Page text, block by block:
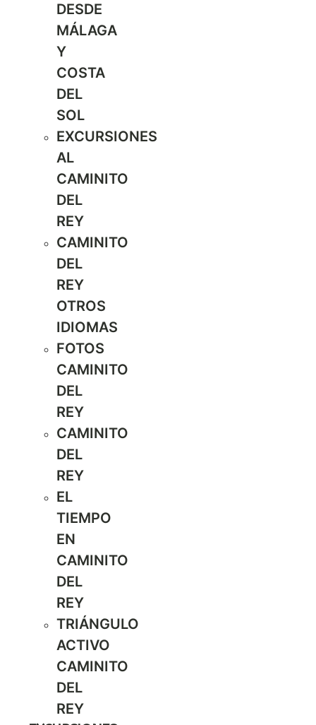
DESDE
MÁLAGA
Y
COSTA
DEL
SOL
EXCURSIONES
AL
CAMINITO
DEL
REY
CAMINITO
DEL
REY
OTROS
IDIOMAS
FOTOS
CAMINITO
DEL
REY
CAMINITO
DEL
REY
EL
TIEMPO
EN
CAMINITO
DEL
REY
TRIÁNGULO
ACTIVO
CAMINITO
DEL
REY